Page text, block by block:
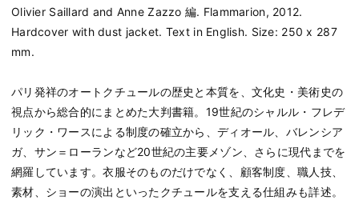
Olivier Saillard and Anne Zazzo 編. Flammarion, 2012.
Hardcover with dust jacket. Text in English. Size: 250 x 287
mm.
パリ発祥のオートクチュールの歴史と本質を、文化史・美術史の
視点から総合的にまとめた大判書籍。19世紀のシャルル・フレデ
リック・ワースによる制度の確立から、ディオール、バレンシア
ガ、サン＝ローランなど20世紀の主要メゾン、さらに現代までを
網羅しています。衣服そのものだけでなく、顧客制度、職人技、
素材、ショーの演出といったクチュールを支える仕組みも詳述。